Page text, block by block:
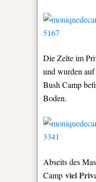
Die Zelte im
und wurden
Bush Camp
Boden.
Abseits des
Camp viel